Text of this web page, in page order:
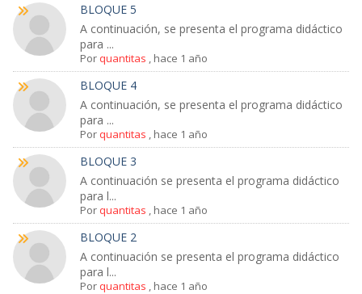
BLOQUE 5
A continuación, se presenta el programa didáctico
para ...
Porquantitas , hace 1 año
BLOQUE 4
A continuación, se presenta el programa didáctico
para ...
Porquantitas , hace 1 año
BLOQUE 3
A continuación se presenta el programa didáctico
para l...
Porquantitas , hace 1 año
BLOQUE 2
A continuación se presenta el programa didáctico
para l...
Porquantitas , hace 1 año